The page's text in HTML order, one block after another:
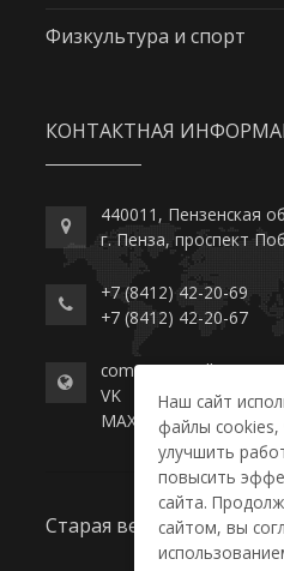
Физкультура и спорт
КОНТАКТНАЯ
440011, Пензенская
г. Пенза, проспект
+7 (8412) 42-20-69
+7 (8412) 42-20-67
commerce-college.ru
VK
MAX
Старая версия сайта
Наш сайт
файлы
улучшить
повысить
сайта.
сайтом, вы